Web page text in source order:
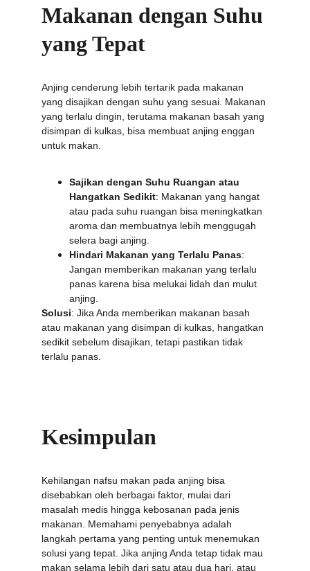
Makanan dengan Suhu
yang Tepat
Anjing cenderung lebih tertarik pada makanan
yang disajikan dengan suhu yang sesuai. Makanan
yang terlalu dingin, terutama makanan basah yang
disimpan di kulkas, bisa membuat anjing enggan
untuk makan.
Sajikan dengan Suhu Ruangan atau
Hangatkan Sedikit: Makanan yang hangat
atau pada suhu ruangan bisa meningkatkan
aroma dan membuatnya lebih menggugah
selera bagi anjing.
Hindari Makanan yang Terlalu Panas:
Jangan memberikan makanan yang terlalu
panas karena bisa melukai lidah dan mulut
anjing.
Solusi: Jika Anda memberikan makanan basah
atau makanan yang disimpan di kulkas, hangatkan
sedikit sebelum disajikan, tetapi pastikan tidak
terlalu panas.
Kesimpulan
Kehilangan nafsu makan pada anjing bisa
disebabkan oleh berbagai faktor, mulai dari
masalah medis hingga kebosanan pada jenis
makanan. Memahami penyebabnya adalah
langkah pertama yang penting untuk menemukan
solusi yang tepat. Jika anjing Anda tetap tidak mau
makan selama lebih dari satu atau dua hari, atau